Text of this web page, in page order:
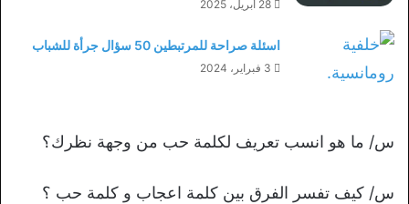
28 أبريل، 2025
اسئلة صراحة للمرتبطين 50 سؤال جرأة للشباب
3 فبراير، 2024
س/ ما هو انسب تعريف لكلمة حب من وجهة نظرك؟
س/ كيف تفسر الفرق بين كلمة اعجاب و كلمة حب ؟